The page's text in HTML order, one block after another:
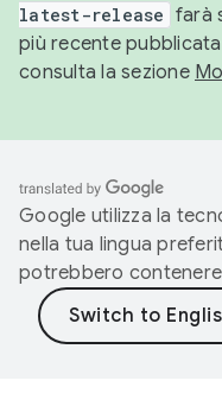
latest-release farà
più recente pubblicata
consulta la sezione
Google utilizza la
nella tua lingua
potrebbero